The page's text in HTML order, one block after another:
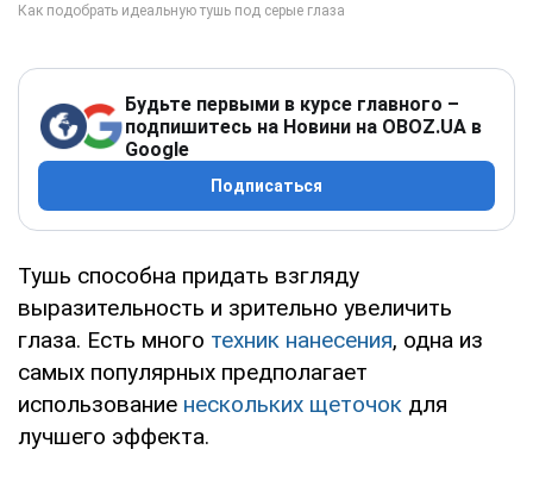
Будьте первыми в курсе главного –
подпишитесь на Новини на OBOZ.UA в
Google
Подписаться
Тушь способна придать взгляду
выразительность и зрительно увеличить
глаза. Есть много техник нанесения, одна из
самых популярных предполагает
использование нескольких щеточок для
лучшего эффекта.